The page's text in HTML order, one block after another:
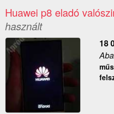
Huawei p8 eladó
használt
18